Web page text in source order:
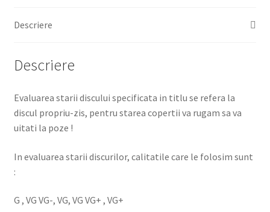
Descriere
Descriere
Evaluarea starii discului specificata in titlu se refera la
discul propriu-zis, pentru starea copertii va rugam sa va
uitati la poze !
In evaluarea starii discurilor, calitatile care le folosim sunt
:
G , VG VG-, VG, VG VG+ , VG+